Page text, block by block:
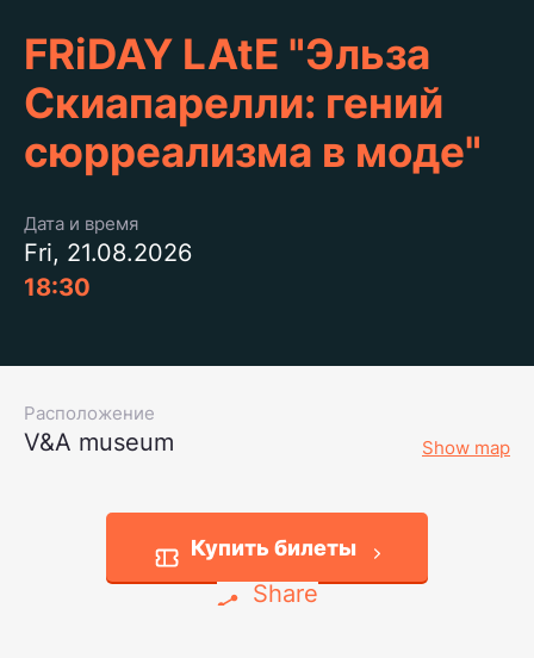
FRiDAY LAtE "Эльза
Скиапарелли: гений
сюрреализма в моде"
Дата и время
Fri, 21.08.2026
18:30
Расположение
V&A museum Show map
Купить билеты
Share